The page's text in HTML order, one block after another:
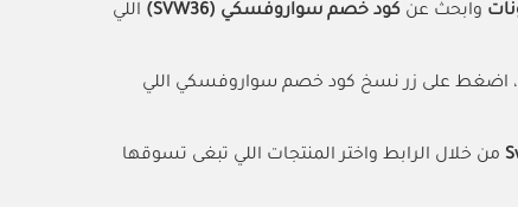
وابحث عن كود خصم سواروفسكي (SVW36)
اللي
اضغط على زر نسخ كود خصم سواروفسكي اللي
من خلال الرابط واختر المنتجات اللي تبغى تسوقها